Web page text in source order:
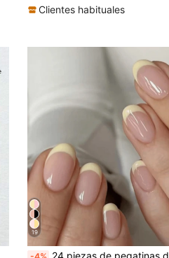
Clientes habituales
19
24 piezas de pegatinas de uñas francesas amarillas ovaladas cortas, uñas postizas de cobertura total minimalistas, adecuadas para el uso diario de las mujeres